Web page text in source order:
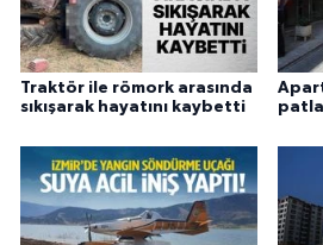
Traktör ile römork arasında
sıkışarak hayatını kaybetti